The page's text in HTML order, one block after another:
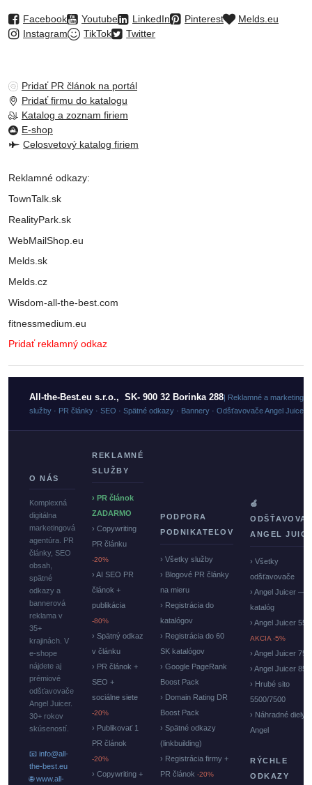
Facebook Youtube LinkedIn Pinterest
Melds.eu
Instagram
TikTok Twitter
Pridať PR článok na portál
Pridať firmu do katalogu
Katalog a zoznam firiem
E-shop
Celosvetový katalog firiem
Reklamné odkazy:
TownTalk.sk
RealityPark.sk
WebMailShop.eu
Melds.sk
Melds.cz
Wisdom-all-the-best.com
fitnessmedium.eu
Pridať reklamný odkaz
All-the-Best.eu s.r.o., SK- 900 32 Borinka 288 | Reklamné a
služby · PR články · SEO · Spätné odkazy · Bannery · Odšťavovače Angel Juicer
O NÁS
Komplexná
digitálna
marketingová
agentúra. PR
články, SEO
obsah,
spätné
odkazy a
bannerová
reklama v
35+
krajinách. V
e-shope
nájdete aj
prémiové
odšťavovače
Angel Juicer.
30+ rokov
skúseností.
📧 info@all-
the-best.eu
🌐 www.all-
REKLAMNÉ
SLUŽBY
› PR článok
ZADARMO
› Copywriting
PR článku
-20%
› AI SEO PR
článok +
publikácia
-80%
› Spätný odkaz
v článku
› PR článok +
SEO +
sociálne siete
-20%
› Publikovať 1
PR článok
-20%
› Copywriting +
PODPORA
PODNIKATEĽOV
› Všetky služby
› Blogové PR články
na mieru
› Registrácia do
katalógov
› Registrácia do 60
SK katalógov
› Google PageRank
Boost Pack
› Domain Rating DR
Boost Pack
› Spätné odkazy
(linkbuilding)
› Registrácia firmy +
PR článok -20%
🍏
ANGEL
› Všetky
odšťavovače
› Angel Juicer —
katalóg
› Angel Juicer
AKCIA -5%
› Angel Juicer
› Angel Juicer
› Hrubé sito
5500/7500
› Náhradné diely
Angel
RÝCHLE
ODKAZY